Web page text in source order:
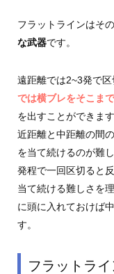
フラットラインはそ
な武器です。
遠距離では2~3発で区
では横ブレをそこま
を出すことができます
近距離と中距離の間
を当て続けるのが難
発程で一回区切ると
当て続ける難しさを
に頭に入れておけば
す。
フラットラ